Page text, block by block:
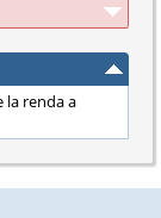
la renda a